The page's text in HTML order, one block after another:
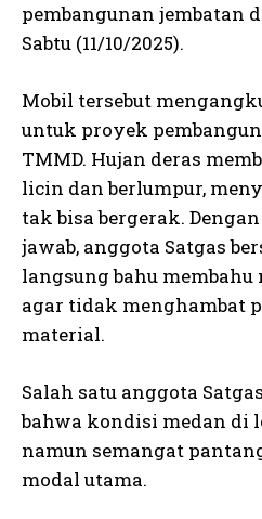
pembangunan jembatan
Sabtu (11/10/2025).
Mobil tersebut
untuk proyek
TMMD. Hujan deras
licin dan berlumpur,
tak bisa bergerak.
jawab, anggota Satgas
langsung bahu
agar tidak menghambat
material.
Salah satu anggota
bahwa kondisi medan di
namun semangat
modal utama.